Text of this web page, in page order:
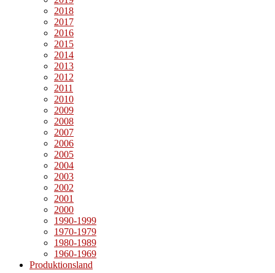
2018
2017
2016
2015
2014
2013
2012
2011
2010
2009
2008
2007
2006
2005
2004
2003
2002
2001
2000
1990-1999
1970-1979
1980-1989
1960-1969
Produktionsland